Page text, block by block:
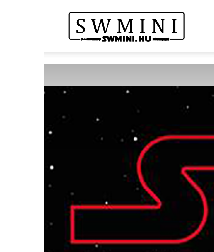
Wars
Miniatures
Portál